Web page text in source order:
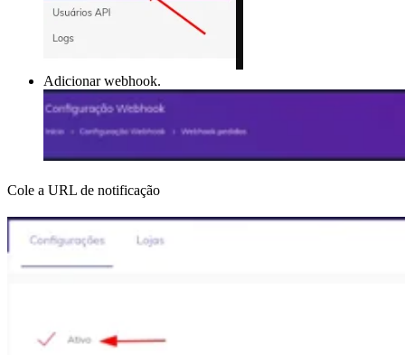
Adicionar webhook.
Cole a URL de notificação